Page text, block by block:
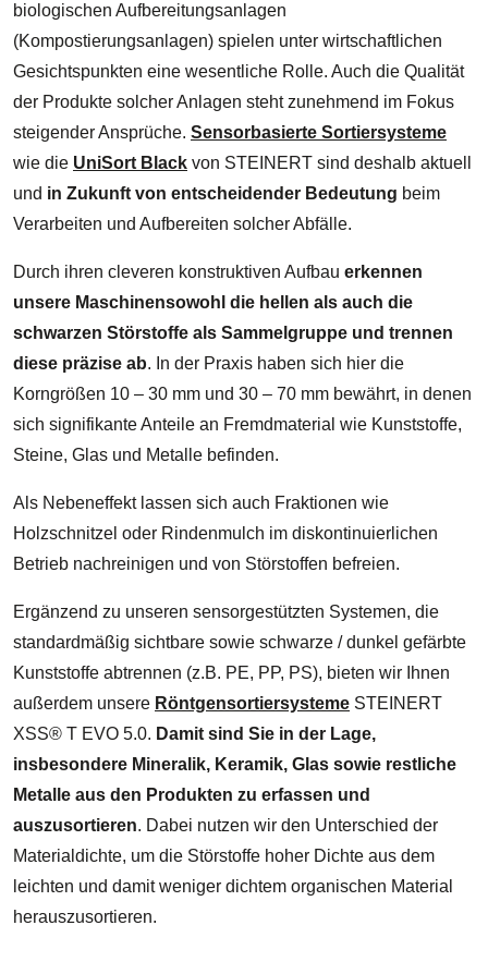
biologischen Aufbereitungsanlagen
(Kompostierungsanlagen) spielen unter wirtschaftlichen
Gesichtspunkten eine wesentliche Rolle. Auch die Qualität
der Produkte solcher Anlagen steht zunehmend im Fokus
steigender Ansprüche. Sensorbasierte Sortiersysteme
wie die UniSort Black von STEINERT sind deshalb aktuell
und in Zukunft von entscheidender Bedeutung beim
Verarbeiten und Aufbereiten solcher Abfälle.
Durch ihren cleveren konstruktiven Aufbau erkennen
unsere Maschinensowohl die hellen als auch die
schwarzen Störstoffe als Sammelgruppe und trennen
diese präzise ab. In der Praxis haben sich hier die
Korngrößen 10 – 30 mm und 30 – 70 mm bewährt, in denen
sich signifikante Anteile an Fremdmaterial wie Kunststoffe,
Steine, Glas und Metalle befinden.
Als Nebeneffekt lassen sich auch Fraktionen wie
Holzschnitzel oder Rindenmulch im diskontinuierlichen
Betrieb nachreinigen und von Störstoffen befreien.
Ergänzend zu unseren sensorgestützten Systemen, die
standardmäßig sichtbare sowie schwarze / dunkel gefärbte
Kunststoffe abtrennen (z.B. PE, PP, PS), bieten wir Ihnen
außerdem unsere Röntgensortiersysteme STEINERT
XSS® T EVO 5.0. Damit sind Sie in der Lage,
insbesondere Mineralik, Keramik, Glas sowie restliche
Metalle aus den Produkten zu erfassen und
auszusortieren. Dabei nutzen wir den Unterschied der
Materialdichte, um die Störstoffe hoher Dichte aus dem
leichten und damit weniger dichtem organischen Material
herauszusortieren.